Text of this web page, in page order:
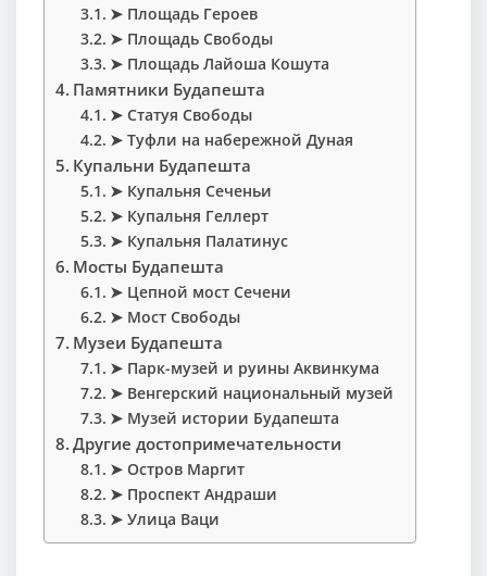
➤ Площадь Героев
➤ Площадь Свободы
➤ Площадь Лайоша Кошута
Памятники Будапешта
➤ Статуя Свободы
➤ Туфли на набережной Дуная
Купальни Будапешта
➤ Купальня Сеченьи
➤ Купальня Геллерт
➤ Купальня Палатинус
Мосты Будапешта
➤ Цепной мост Сечени
➤ Мост Свободы
Музеи Будапешта
➤ Парк-музей и руины Аквинкума
➤ Венгерский национальный музей
➤ Музей истории Будапешта
Другие достопримечательности
➤ Остров Маргит
➤ Проспект Андраши
➤ Улица Ваци